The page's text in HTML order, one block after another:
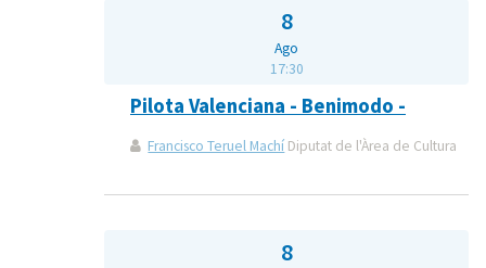
8
Ago
17:30
Pilota Valenciana - Benimodo -
Francisco Teruel Machí Diputat de l'Àrea de Cultura
8